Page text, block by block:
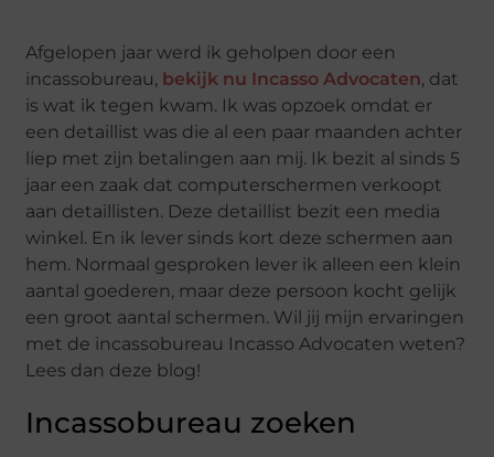
Afgelopen jaar werd ik geholpen door een
incassobureau, bekijk nu Incasso Advocaten, dat
is wat ik tegen kwam. Ik was opzoek omdat er
een detaillist was die al een paar maanden achter
liep met zijn betalingen aan mij. Ik bezit al sinds 5
jaar een zaak dat computerschermen verkoopt
aan detaillisten. Deze detaillist bezit een media
winkel. En ik lever sinds kort deze schermen aan
hem. Normaal gesproken lever ik alleen een klein
aantal goederen, maar deze persoon kocht gelijk
een groot aantal schermen. Wil jij mijn ervaringen
met de incassobureau Incasso Advocaten weten?
Lees dan deze blog!
Incassobureau zoeken